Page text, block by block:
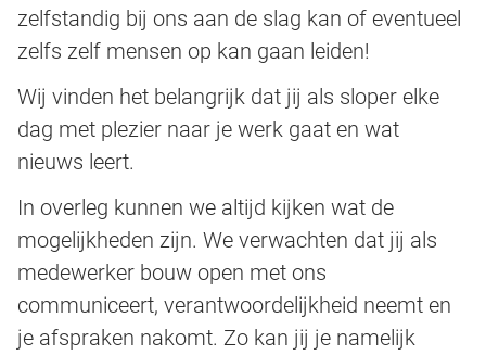
zelfstandig bij ons aan de slag kan of eventueel
zelfs zelf mensen op kan gaan leiden!
Wij vinden het belangrijk dat jij als sloper elke
dag met plezier naar je werk gaat en wat
nieuws leert.
In overleg kunnen we altijd kijken wat de
mogelijkheden zijn. We verwachten dat jij als
medewerker bouw open met ons
communiceert, verantwoordelijkheid neemt en
je afspraken nakomt. Zo kan jij je namelijk